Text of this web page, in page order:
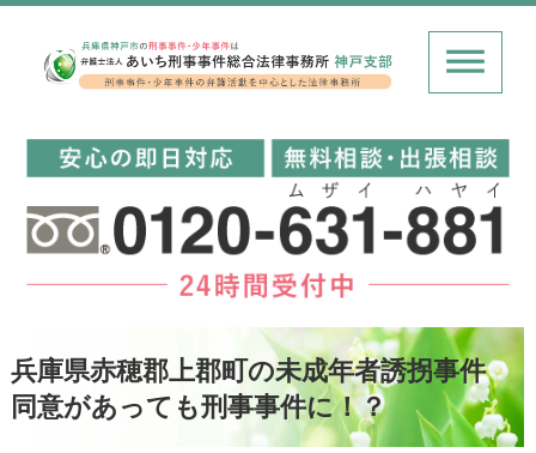
兵庫県赤穂郡上郡町の未成年者誘拐事件
同意があっても刑事事件に！？